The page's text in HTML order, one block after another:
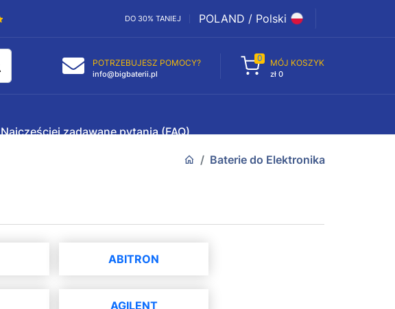
DO 30% TANIEJ POLAND / Polski
POTRZEBUJESZ POMOCY?
info@bigbaterii.pl
0 MÓJ KOSZYK
zł 0
Najczęściej zadawane pytania (FAQ)
Baterie do Elektronika
ABITRON
AGILENT